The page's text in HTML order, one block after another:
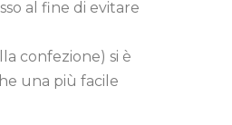
al fine di evitare
confezione) si è
una più facile